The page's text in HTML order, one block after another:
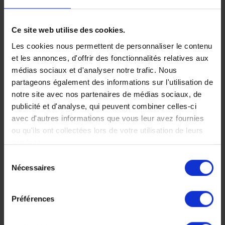
Ce site web utilise des cookies.
Les cookies nous permettent de personnaliser le contenu
et les annonces, d'offrir des fonctionnalités relatives aux
médias sociaux et d'analyser notre trafic. Nous
partageons également des informations sur l'utilisation de
notre site avec nos partenaires de médias sociaux, de
publicité et d'analyse, qui peuvent combiner celles-ci
avec d'autres informations que vous leur avez fournies
ou qu'ils ont collectées lors de votre utilisation de leurs
services.
Nécessaires
Préférences
Faites nous part de vos
envies
Chez Makila Voyages, chaque
voyage est unique, nous
mesure.